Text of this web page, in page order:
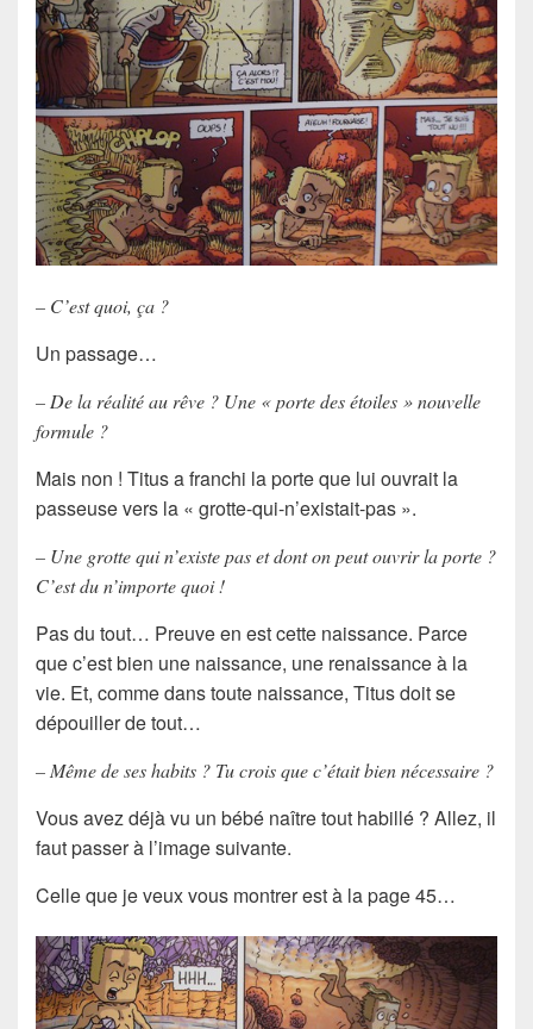
– C’est quoi, ça ?
Un passage…
– De la réalité au rêve ? Une « porte des étoiles » nouvelle
formule ?
Mais non ! Titus a franchi la porte que lui ouvrait la
passeuse vers la « grotte-qui-n’existait-pas ».
– Une grotte qui n’existe pas et dont on peut ouvrir la porte ?
C’est du n’importe quoi !
Pas du tout… Preuve en est cette naissance. Parce
que c’est bien une naissance, une renaissance à la
vie. Et, comme dans toute naissance, Titus doit se
dépouiller de tout…
– Même de ses habits ? Tu crois que c’était bien nécessaire ?
Vous avez déjà vu un bébé naître tout habillé ? Allez, il
faut passer à l’image suivante.
Celle que je veux vous montrer est à la page 45…